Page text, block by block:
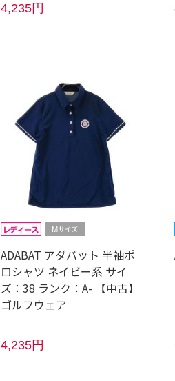
4,235円
ADABAT アダバット 半袖ポ
ロシャツ ネイビー系 サイ
ズ：38 ランク：A- 【中古】
ゴルフウェア
4,235円